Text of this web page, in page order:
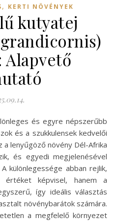
, KERTI NÖVÉNYEK
kutyatej
Alapvető
és a szukkulensek kedvelői
a lenyűgöző növény Dél-Afrika
és egyedi megjelenésével
különlegessége abban rejlik,
értéket képvisel, hanem a
így ideális választás
növénybarátok számára.
a megfelelő környezet